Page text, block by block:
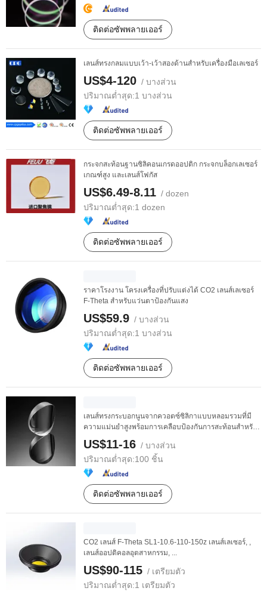
ติดต่อซัพพลายเออร์
เลนส์ทรงกลมแบบเว้า-เว้าสองด้านสำหรับเครื่องมือเลเซอร์
US$4-120 / บางส่วน
ปริมาณต่ำสุด:1 บางส่วน
ติดต่อซัพพลายเออร์
กระจกสะท้อนฐานซิลิคอนเกรดออปติก กระจกบล็อกเลเซอร์
เกณฑ์สูง และเลนส์โฟกัส
US$6.49-8.11 / dozen
ปริมาณต่ำสุด:1 dozen
ติดต่อซัพพลายเออร์
ราคาโรงงาน โครงเครื่องที่ปรับแต่งได้ CO2 เลนส์เลเซอร์
F-Theta สำหรับแว่นตาป้องกันแสง
US$59.9 / บางส่วน
ปริมาณต่ำสุด:1 บางส่วน
ติดต่อซัพพลายเออร์
เลนส์ทรงกระบอกนูนจากควอตซ์ซิลิกาแบบหลอมรวมที่มี
ความแม่นยำสูงพร้อมการเคลือบป้องกันการสะท้อนสำหรับ
ระบบ ...
US$11-16 / บางส่วน
ปริมาณต่ำสุด:100 ชิ้น
ติดต่อซัพพลายเออร์
CO2 เลนส์ F-Theta SL1-10.6-110-150z เลนส์เลเซอร์, ,
เลนส์ออปติคอลอุตสาหกรรม, ...
US$90-115 / เตรียมตัว
ปริมาณต่ำสุด:1 เตรียมตัว